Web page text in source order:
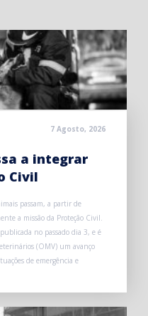
7 Agosto, 2026
a integrar
Civil
passam, a partir de
a missão da Proteção Civil.
no passado dia 3, e é
(OMV) um avanço
de emergência e